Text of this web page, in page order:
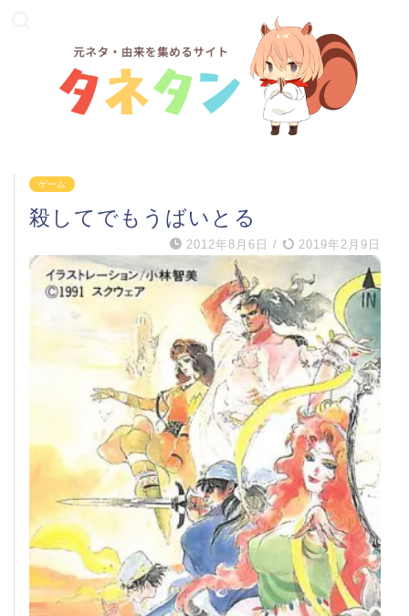
ゲーム
殺してでもうばいとる
2012年8月6日 / 2019年2月9日